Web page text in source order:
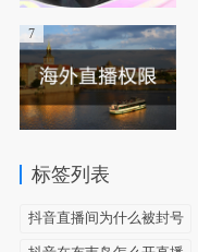
7
标签列表
抖音直播间为什么被封号